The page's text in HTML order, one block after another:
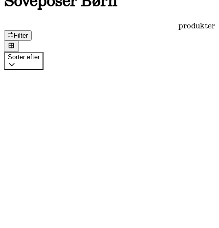
produkter
Filter
Sorter efter